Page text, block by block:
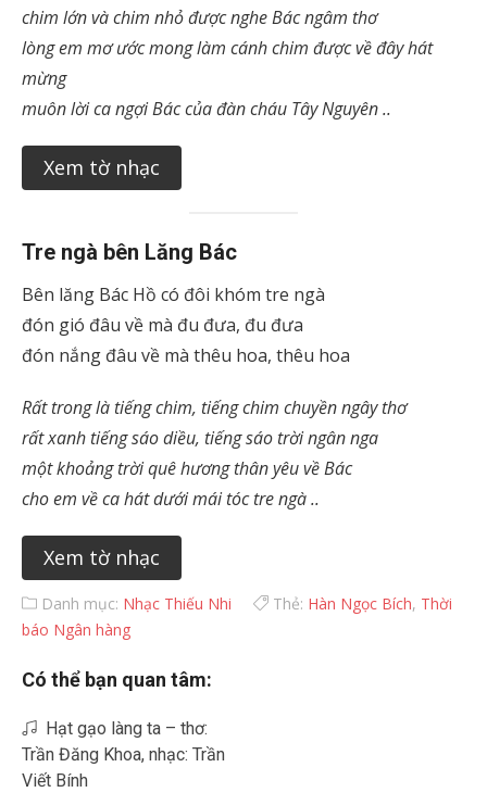
chim lớn và chim nhỏ được nghe Bác ngâm thơ
lòng em mơ ước mong làm cánh chim được về đây hát
mừng
muôn lời ca ngợi Bác của đàn cháu Tây Nguyên ..
Xem tờ nhạc
Tre ngà bên Lăng Bác
Bên lăng Bác Hồ có đôi khóm tre ngà
đón gió đâu về mà đu đưa, đu đưa
đón nắng đâu về mà thêu hoa, thêu hoa
Rất trong là tiếng chim, tiếng chim chuyền ngây thơ
rất xanh tiếng sáo diều, tiếng sáo trời ngân nga
một khoảng trời quê hương thân yêu về Bác
cho em về ca hát dưới mái tóc tre ngà ..
Xem tờ nhạc
Danh mục: Nhạc Thiếu Nhi Thẻ: Hàn Ngọc Bích, Thời
báo Ngân hàng
Có thể bạn quan tâm:
Hạt gạo làng ta – thơ:
Trần Đăng Khoa, nhạc: Trần
Viết Bính